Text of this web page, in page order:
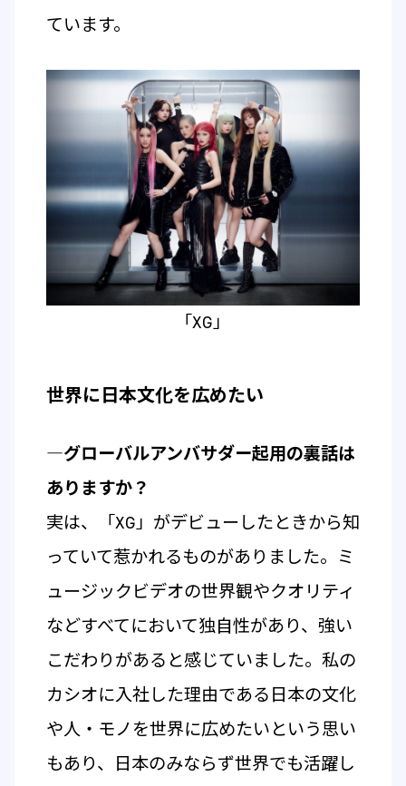
ています。
「XG」
世界に日本文化を広めたい
―グローバルアンバサダー起用の裏話は
ありますか？
実は、「XG」がデビューしたときから知
っていて惹かれるものがありました。ミ
ュージックビデオの世界観やクオリティ
などすべてにおいて独自性があり、強い
こだわりがあると感じていました。私の
カシオに入社した理由である日本の文化
や人・モノを世界に広めたいという思い
もあり、日本のみならず世界でも活躍し